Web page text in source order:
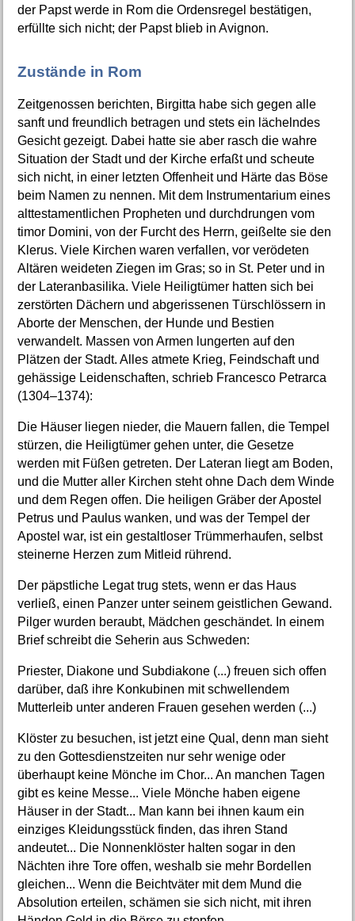
der Papst werde in Rom die Ordensregel bestätigen,
erfüllte sich nicht; der Papst blieb in Avignon.
Zustände in Rom
Zeitgenossen berichten, Birgitta habe sich gegen alle
sanft und freundlich betragen und stets ein lächelndes
Gesicht gezeigt. Dabei hatte sie aber rasch die wahre
Situation der Stadt und der Kirche erfaßt und scheute
sich nicht, in einer letzten Offenheit und Härte das Böse
beim Namen zu nennen. Mit dem Instrumentarium eines
alttestamentlichen Propheten und durchdrungen vom
timor Domini, von der Furcht des Herrn, geißelte sie den
Klerus. Viele Kirchen waren verfallen, vor verödeten
Altären weideten Ziegen im Gras; so in St. Peter und in
der Lateranbasilika. Viele Heiligtümer hatten sich bei
zerstörten Dächern und abgerissenen Türschlössern in
Aborte der Menschen, der Hunde und Bestien
verwandelt. Massen von Armen lungerten auf den
Plätzen der Stadt. Alles atmete Krieg, Feindschaft und
gehässige Leidenschaften, schrieb Francesco Petrarca
(1304–1374):
Die Häuser liegen nieder, die Mauern fallen, die Tempel
stürzen, die Heiligtümer gehen unter, die Gesetze
werden mit Füßen getreten. Der Lateran liegt am Boden,
und die Mutter aller Kirchen steht ohne Dach dem Winde
und dem Regen offen. Die heiligen Gräber der Apostel
Petrus und Paulus wanken, und was der Tempel der
Apostel war, ist ein gestaltloser Trümmerhaufen, selbst
steinerne Herzen zum Mitleid rührend.
Der päpstliche Legat trug stets, wenn er das Haus
verließ, einen Panzer unter seinem geistlichen Gewand.
Pilger wurden beraubt, Mädchen geschändet. In einem
Brief schreibt die Seherin aus Schweden:
Priester, Diakone und Subdiakone (...) freuen sich offen
darüber, daß ihre Konkubinen mit schwellendem
Mutterleib unter anderen Frauen gesehen werden (...)
Klöster zu besuchen, ist jetzt eine Qual, denn man sieht
zu den Gottesdienstzeiten nur sehr wenige oder
überhaupt keine Mönche im Chor... An manchen Tagen
gibt es keine Messe... Viele Mönche haben eigene
Häuser in der Stadt... Man kann bei ihnen kaum ein
einziges Kleidungsstück finden, das ihren Stand
andeutet... Die Nonnenklöster halten sogar in den
Nächten ihre Tore offen, weshalb sie mehr Bordellen
gleichen... Wenn die Beichtväter mit dem Mund die
Absolution erteilen, schämen sie sich nicht, mit ihren